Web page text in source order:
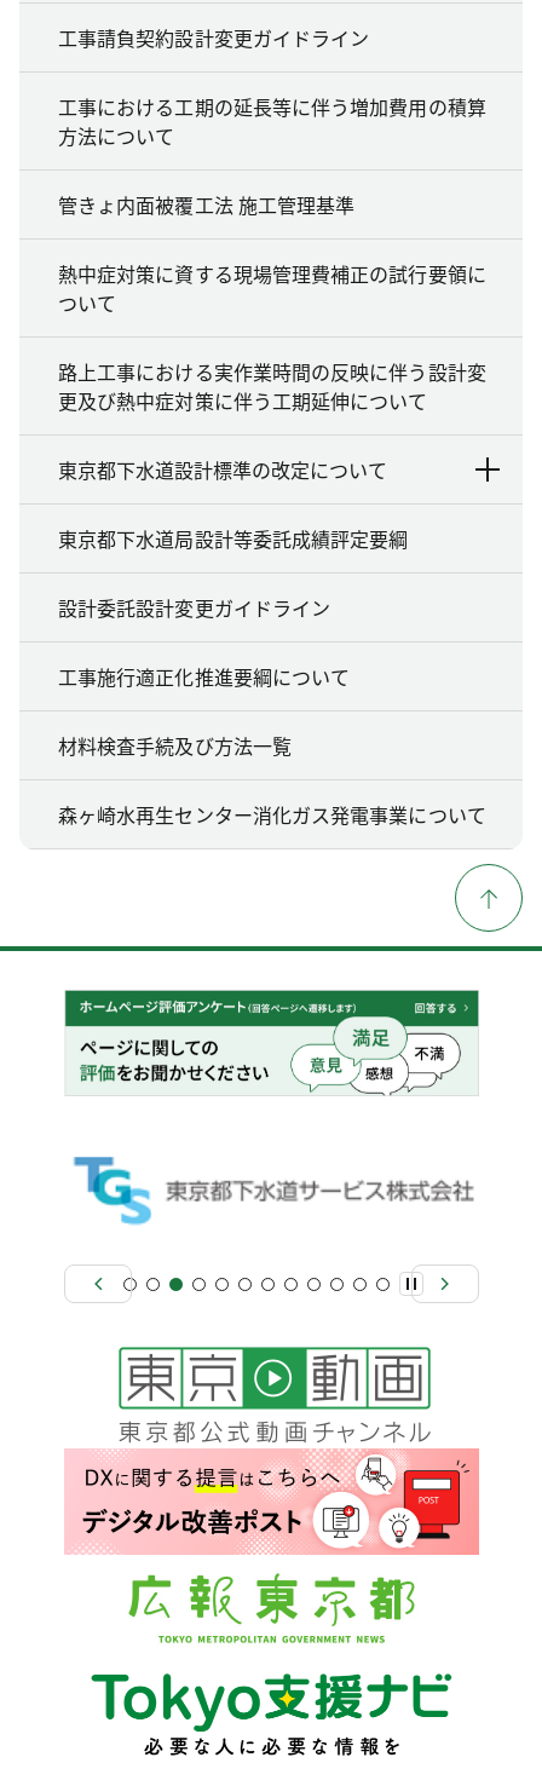
工事請負契約設計変更ガイドライン
工事における工期の延長等に伴う増加費用の積算
方法について
管きょ内面被覆工法 施工管理基準
熱中症対策に資する現場管理費補正の試行要領に
ついて
路上工事における実作業時間の反映に伴う設計変
更及び熱中症対策に伴う工期延伸について
東京都下水道設計標準の改定について
東京都下水道局設計等委託成績評定要綱
設計委託設計変更ガイドライン
工事施行適正化推進要綱について
材料検査手続及び方法一覧
森ヶ崎水再生センター消化ガス発電事業について